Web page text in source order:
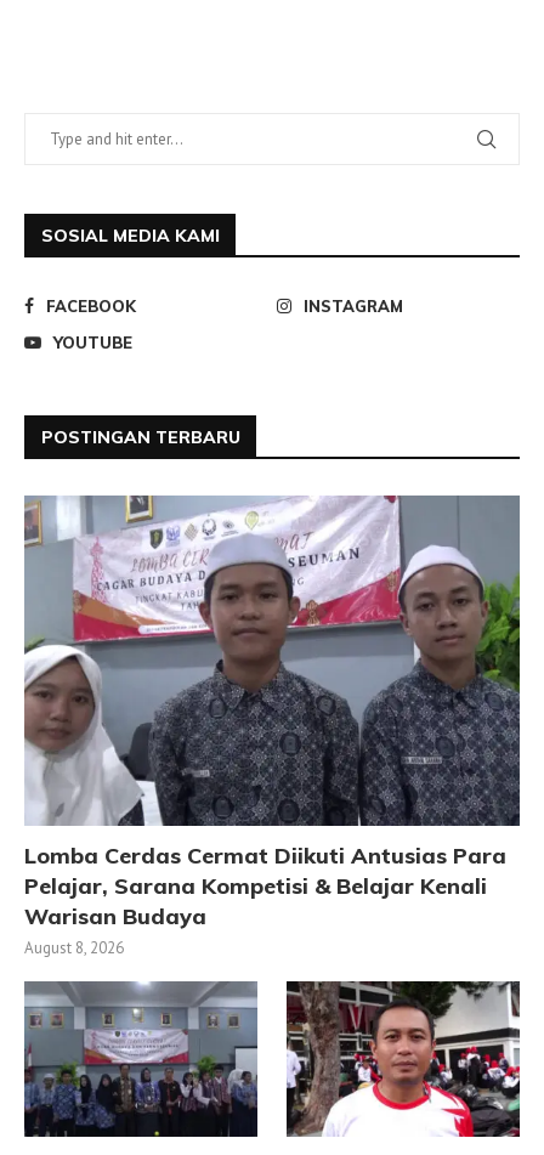
SOSIAL MEDIA KAMI
FACEBOOK
INSTAGRAM
YOUTUBE
POSTINGAN TERBARU
Lomba Cerdas Cermat Diikuti Antusias Para
Pelajar, Sarana Kompetisi & Belajar Kenali
Warisan Budaya
August 8, 2026